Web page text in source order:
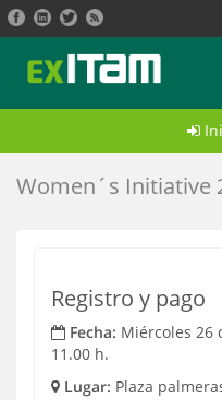
Ir
al
contenido
principal
Women´s Initiative
Registro y pago
Fecha: Miércoles 26
11.00 h.
Lugar: Plaza